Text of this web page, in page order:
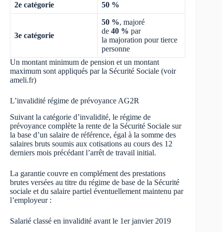
2e catégorie 50 %
3e catégorie
50 %, majoré
de 40 % par
la majoration pour tierce
personne
Un montant minimum de pension et un montant
maximum sont appliqués par la Sécurité Sociale (voir
ameli.fr)
L’invalidité régime de prévoyance AG2R
Suivant la catégorie d’invalidité, le régime de
prévoyance complète la rente de la Sécurité Sociale sur
la base d’un salaire de référence, égal à la somme des
salaires bruts soumis aux cotisations au cours des 12
derniers mois précédant l’arrêt de travail initial.
La garantie couvre en complément des prestations
brutes versées au titre du régime de base de la Sécurité
sociale et du salaire partiel éventuellement maintenu par
l’employeur :
Salarié classé en invalidité avant le 1er janvier 2019